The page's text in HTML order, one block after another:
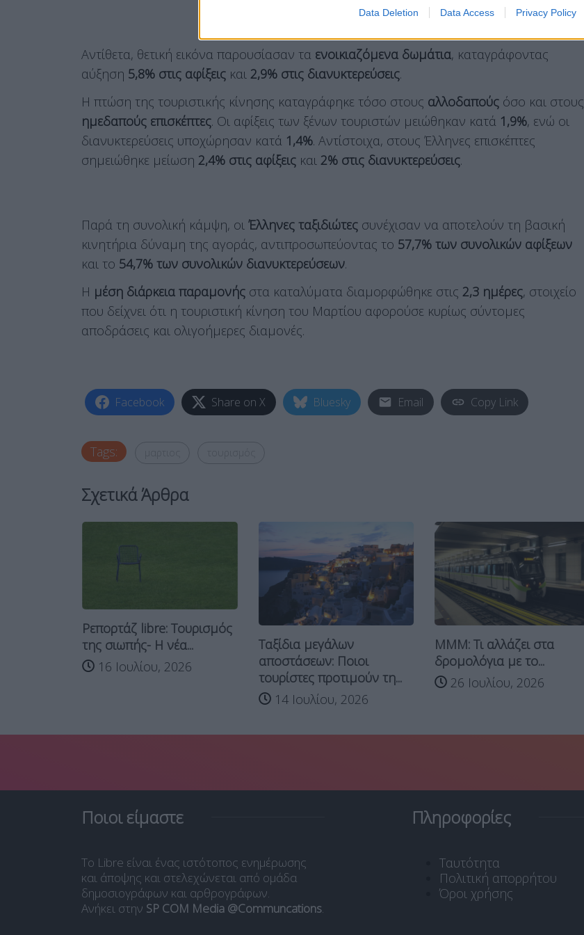
Data Deletion Data Access Privacy Policy
Αντίθετα, θετική εικόνα παρουσίασαν τα ενοικιαζόμενα δωμάτια, καταγράφοντας
αύξηση 5,8% στις αφίξεις και 2,9% στις διανυκτερεύσεις.
Η πτώση της τουριστικής κίνησης καταγράφηκε τόσο στους αλλοδαπούς όσο και στους
ημεδαπούς επισκέπτες. Οι αφίξεις των ξένων τουριστών μειώθηκαν κατά 1,9%, ενώ οι
διανυκτερεύσεις υποχώρησαν κατά 1,4%. Αντίστοιχα, στους Έλληνες επισκέπτες
σημειώθηκε μείωση 2,4% στις αφίξεις και 2% στις διανυκτερεύσεις.
Παρά τη συνολική κάμψη, οι Έλληνες ταξιδιώτες συνέχισαν να αποτελούν τη βασική
κινητήρια δύναμη της αγοράς, αντιπροσωπεύοντας το 57,7% των συνολικών αφίξεων
και το 54,7% των συνολικών διανυκτερεύσεων.
Η μέση διάρκεια παραμονής στα καταλύματα διαμορφώθηκε στις 2,3 ημέρες, στοιχείο
που δείχνει ότι η τουριστική κίνηση του Μαρτίου αφορούσε κυρίως σύντομες
αποδράσεις και ολιγοήμερες διαμονές.
Facebook Share on X Bluesky Email Copy Link
Tags:
Σχετικά Άρθρα
Ρεπορτάζ libre: Tουρισμός
της σιωπής- Η νέα...
16 Ιουλίου, 2026
Ταξίδια μεγάλων
αποστάσεων: Ποιοι
τουρίστες προτιμούν τη...
14 Ιουλίου, 2026
ΜΜΜ: Τι αλλάζει στα
δρομολόγια με το...
26 Ιουλίου, 2026
Ποιοι είμαστε
Το Libre είναι ένας ιστότοπος ενημέρωσης
και άποψης και στελεχώνεται από ομάδα
δημοσιογράφων και αρθρογράφων.
Ανήκει στην SP COM Media @Communcations.
Πληροφορίες
Ταυτότητα
Πολιτική απορρήτου
Όροι χρήσης